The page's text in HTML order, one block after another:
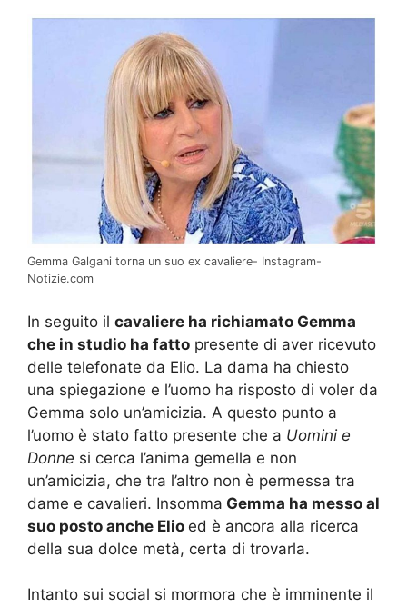
Gemma Galgani torna un suo ex cavaliere- Instagram-
Notizie.com
In seguito il cavaliere ha richiamato Gemma
che in studio ha fatto presente di aver ricevuto
delle telefonate da Elio. La dama ha chiesto
una spiegazione e l’uomo ha risposto di voler da
Gemma solo un’amicizia. A questo punto a
l’uomo è stato fatto presente che a Uomini e
Donne si cerca l’anima gemella e non
un’amicizia, che tra l’altro non è permessa tra
dame e cavalieri. Insomma Gemma ha messo al
suo posto anche Elio ed è ancora alla ricerca
della sua dolce metà, certa di trovarla.
Intanto sui social si mormora che è imminente il